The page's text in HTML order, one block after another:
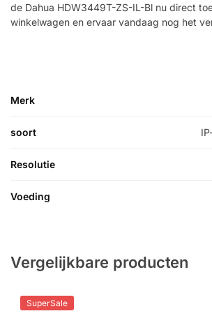
de Dahua HDW3449T-ZS-IL-Bl nu direct
winkelwagen en ervaar vandaag nog het
Merk
soort
Resolutie
Voeding
Vergelijkbare producten
SuperSale